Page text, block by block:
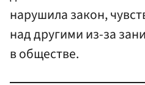
нарушила закон,
над другими из-за
в обществе.